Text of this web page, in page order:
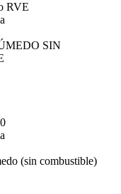
RVE
SIN
(sin combustible)